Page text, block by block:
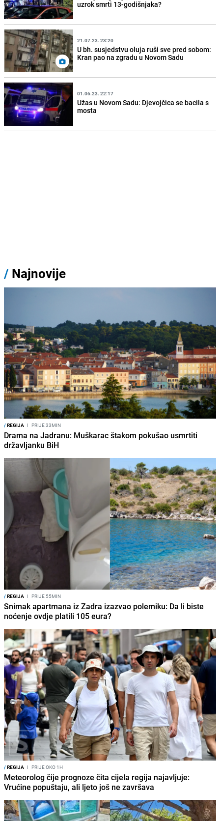
uzrok smrti 13-godišnjaka?
21.07.23. 23:20
U bh. susjedstvu oluja ruši sve pred sobom:
Kran pao na zgradu u Novom Sadu
01.06.23. 22:17
Užas u Novom Sadu: Djevojčica se bacila s
mosta
/ Najnovije
/REGIJA I PRIJE 33MIN
Drama na Jadranu: Muškarac štakom pokušao usmrtiti
državljanku BiH
/REGIJA I PRIJE 55MIN
Snimak apartmana iz Zadra izazvao polemiku: Da li biste
noćenje ovdje platili 105 eura?
/REGIJA I PRIJE OKO 1H
Meteorolog čije prognoze čita cijela regija najavljuje:
Vrućine popuštaju, ali ljeto još ne završava